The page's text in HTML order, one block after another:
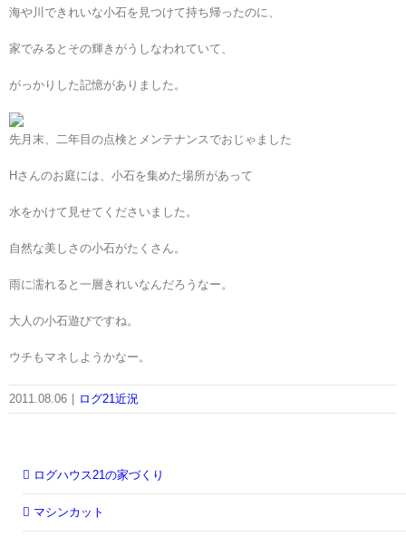
海や川できれいな小石を見つけて持ち帰ったのに、
家でみるとその輝きがうしなわれていて、
がっかりした記憶がありました。
先月末、二年目の点検とメンテナンスでおじゃました
Hさんのお庭には、小石を集めた場所があって
水をかけて見せてくださいました。
自然な美しさの小石がたくさん。
雨に濡れると一層きれいなんだろうなー。
大人の小石遊びですね。
ウチもマネしようかなー。
2011.08.06 ログ21近況
ログハウス21の家づくり
マシンカット